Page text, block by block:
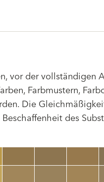
vor der vollständigen
Farbmustern,
Die
des